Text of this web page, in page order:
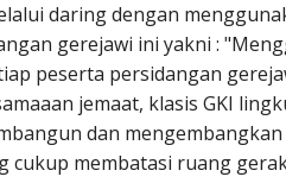
daring dengan
gerejawi ini yakni :
peserta persidangan
jemaat, klasis GKI
dan
cukup membatasi ruang